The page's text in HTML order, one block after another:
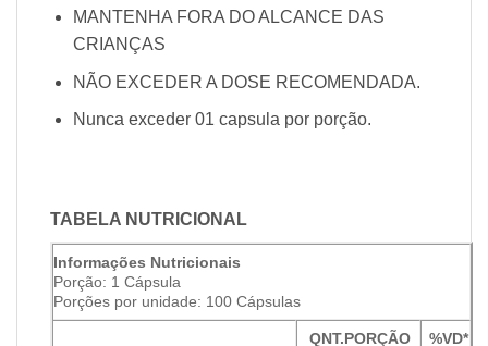
MANTENHA FORA DO ALCANCE DAS
CRIANÇAS
NÃO EXCEDER A DOSE RECOMENDADA.
Nunca exceder 01 capsula por porção.
TABELA NUTRICIONAL
Informações Nutricionais
Porção: 1 Cápsula
Porções por unidade: 100 Cápsulas
QNT.PORÇÃO %VD*